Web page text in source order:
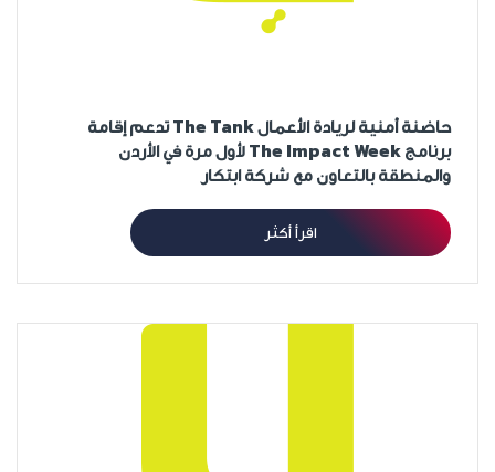
حاضنة أمنية لريادة الأعمال The Tank تدعم إقامة
برنامج The Impact Week لأول مرة في الأردن
والمنطقة بالتعاون مع شركة ابتكار
اقرأ أكثر